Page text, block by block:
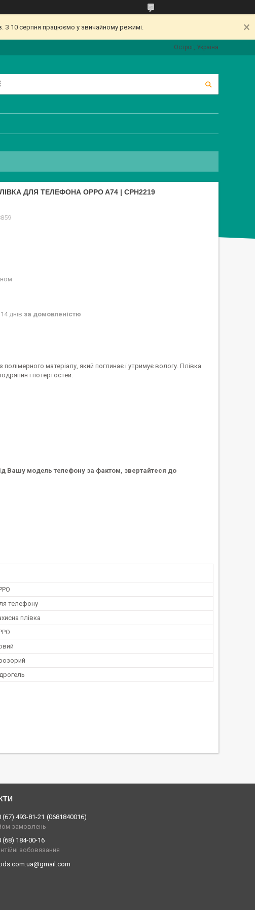
З 10 серпня працюємо у звичайному режимі.
Острог, Україна
ДЛЯ ТЕЛЕФОНА OPPO A74 | CPH2219
днів за домовленістю
полімерного матеріалу, який поглинає і утримує вологу. Плівка
і потертостей.
Вашу модель телефону за фактом, звертайтеся до
телефону
плівка
(67) 493-81-21
0681840016
замовлень
(68) 184-00-16
зобовязання